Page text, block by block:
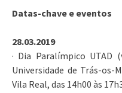
Datas-chave e eventos
28.03.2019
· Dia Paralímpico UTAD
Universidade de Trás-
Vila Real, das 14h00 às